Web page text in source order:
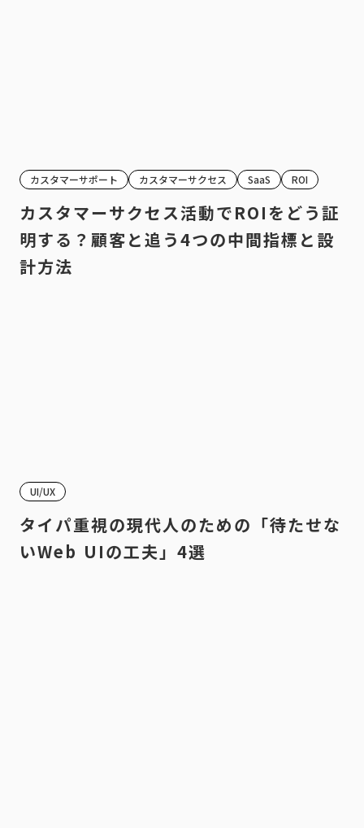
カスタマーサポート カスタマーサクセス SaaS ROI
カスタマーサクセス活動でROIをどう証
明する？顧客と追う4つの中間指標と設
計方法
UI/UX
タイパ重視の現代人のための「待たせな
いWeb UIの工夫」4選